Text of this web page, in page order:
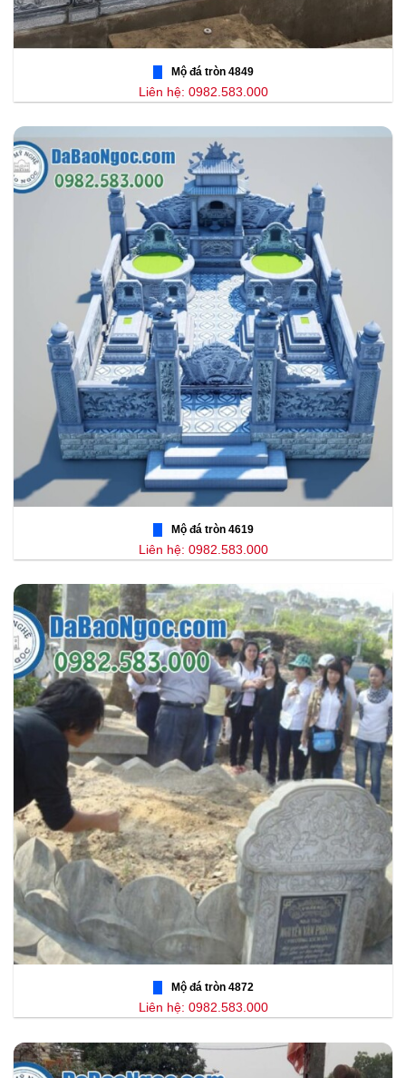
Mộ đá tròn 4849
Liên hệ: 0982.583.000
Mộ đá tròn 4619
Liên hệ: 0982.583.000
Mộ đá tròn 4872
Liên hệ: 0982.583.000